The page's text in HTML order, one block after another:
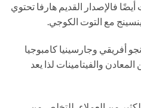
فالإصدار القديم هارفا تحتوي
مع التوت الكوجي.
أفريقي وجارسينيا كامبوجيا
والفيتامينات لذا يعد